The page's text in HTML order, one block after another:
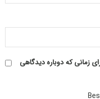
زمانی که دوباره دیدگاهی